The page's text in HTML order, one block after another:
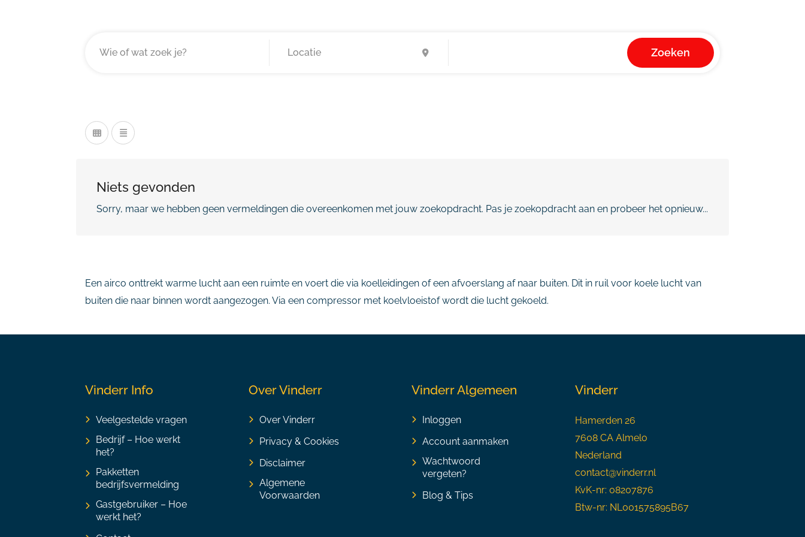
Zoeken
Niets gevonden
Sorry, maar we hebben geen vermeldingen die overeenkomen met jouw zoekopdracht. Pas je zoekopdracht aan en probeer het opnieuw...
Een airco onttrekt warme lucht aan een ruimte en voert die via koelleidingen of een afvoerslang af naar buiten. Dit in ruil voor koele lucht van
buiten die naar binnen wordt aangezogen. Via een compressor met koelvloeistof wordt die lucht gekoeld.
Vinderr Info
Veelgestelde vragen
Bedrijf – Hoe werkt
het?
Pakketten
bedrijfsvermelding
Gastgebruiker – Hoe
werkt het?
Over Vinderr
Over Vinderr
Privacy & Cookies
Disclaimer
Algemene
Voorwaarden
Vinderr Algemeen
Inloggen
Account aanmaken
Wachtwoord
vergeten?
Blog & Tips
Vinderr
Hamerden 26
7608 CA Almelo
Nederland
contact@vinderr.nl
KvK-nr: 08207876
Btw-nr: NL001575895B67